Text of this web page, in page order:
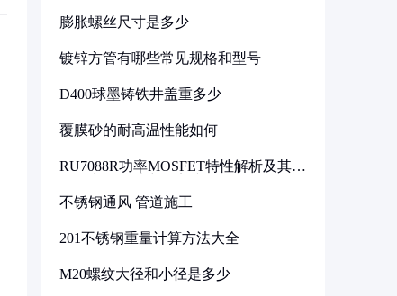
膨胀螺丝尺寸是多少
镀锌方管有哪些常见规格和型号
D400球墨铸铁井盖重多少
覆膜砂的耐高温性能如何
RU7088R功率MOSFET特性解析及其在
不锈钢通风 管道施工
201不锈钢重量计算方法大全
M20螺纹大径和小径是多少